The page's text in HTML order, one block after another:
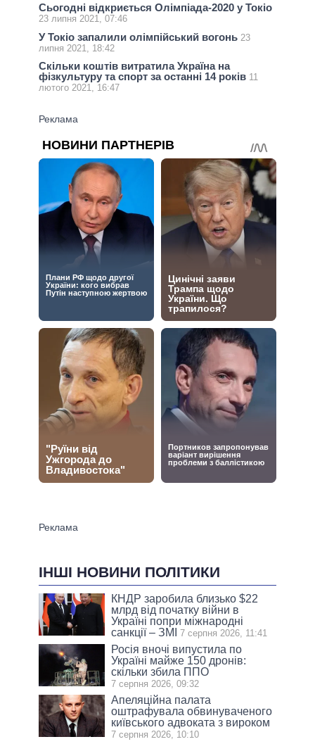
Сьогодні відкриється Олімпіада-2020 у Токіо
23 липня 2021, 07:46
У Токіо запалили олімпійський вогонь 23
липня 2021, 18:42
Скільки коштів витратила Україна на
фізкультуру та спорт за останні 14 років 11
лютого 2021, 16:47
ІНШІ НОВИНИ ПОЛІТИКИ
КНДР заробила близько $22
млрд від початку війни в
Україні попри міжнародні
санкції – ЗМІ
7 серпня 2026, 11:41
Росія вночі випустила по
Україні майже 150 дронів:
скільки збила ППО
7 серпня 2026, 09:32
Апеляційна палата
оштрафувала обвинуваченого
київського адвоката з вироком
7 серпня 2026, 10:10